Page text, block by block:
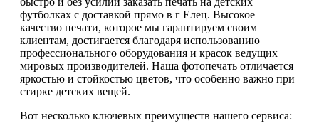
футболках с доставкой прямо в г Елец. Высокое
качество печати, которое мы гарантируем своим
клиентам, достигается благодаря использованию
профессионального оборудования и красок ведущих
мировых производителей. Наша фотопечать отличается
яркостью и стойкостью цветов, что особенно важно при
стирке детских вещей.
Вот несколько ключевых преимуществ нашего сервиса: